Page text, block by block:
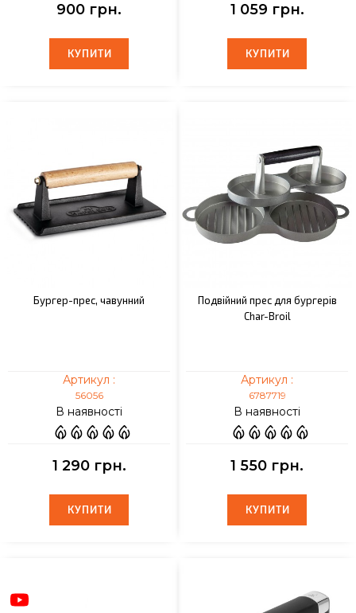
900 грн.
КУПИТИ
КУПИТИ
1 059 грн.
КУПИТИ
КУПИТИ
Бургер-прес, чавунний
Артикул :
56056
В наявності
1 290 грн.
КУПИТИ
КУПИТИ
Подвійний прес для бургерів
Char-Broil
Артикул :
6787719
В наявності
1 550 грн.
КУПИТИ
КУПИТИ